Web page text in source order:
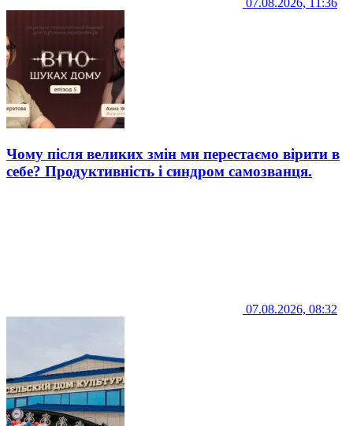
Чому після великих змін ми перестаємо вірити в
себе? Продуктивність і синдром самозванця.
07.08.2026, 08:32